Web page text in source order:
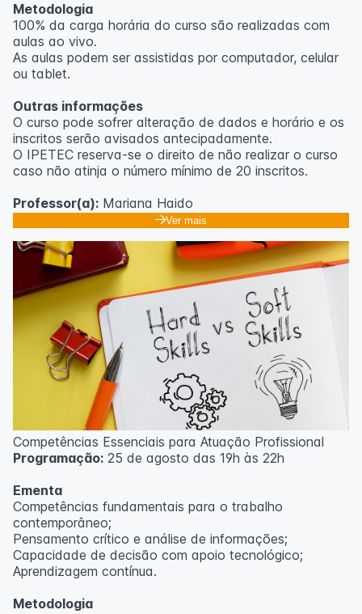
Metodologia
100% da carga horária do curso são realizadas com
aulas ao vivo.
As aulas podem ser assistidas por computador, celular
ou tablet.
Outras informações
O curso pode sofrer alteração de dados e horário e os
inscritos serão avisados ​​antecipadamente.
O IPETEC reserva-se o direito de não realizar o curso
caso não atinja o número mínimo de 20 inscritos.
Professor(a): Mariana Haido
Ver mais
Competências Essenciais para Atuação Profissional
Programação: 25 de agosto das 19h às 22h
Ementa
Competências fundamentais para o trabalho
contemporâneo;
Pensamento crítico e análise de informações;
Capacidade de decisão com apoio tecnológico;
Aprendizagem contínua.
Metodologia